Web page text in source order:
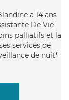
a 14 ans
De Vie
palliatifs et la
services de
de nuit*